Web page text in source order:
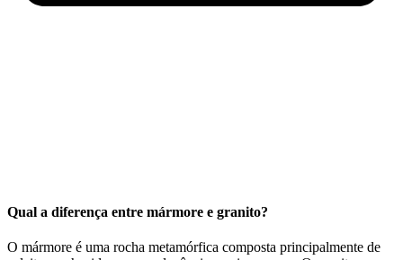
Qual a diferença entre mármore e granito?
O mármore é uma rocha metamórfica composta principalmente de